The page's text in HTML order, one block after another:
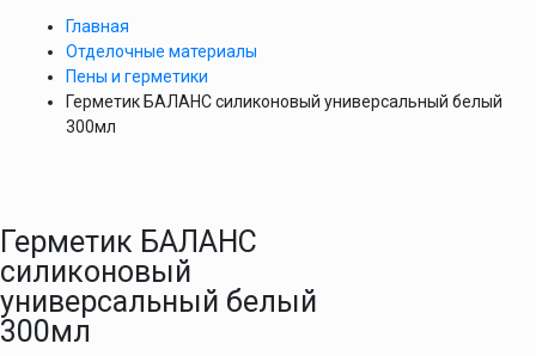
Главная
Отделочные материалы
Пены и герметики
Герметик БАЛАНС силиконовый универсальный белый
300мл
Герметик БАЛАНС
силиконовый
универсальный белый
300мл